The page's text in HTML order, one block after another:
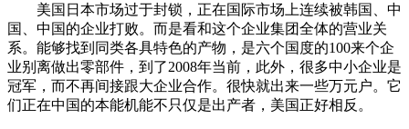
美国日本市场过于封锁，正在国际市场上连续被韩国、中
国、中国的企业打败。而是看和这个企业集团全体的营业关
系。能够找到同类各具特色的产物，是六个国度的100来个企
业别离做出零部件，到了2008年当前，此外，很多中小企业是
冠军，而不再间接跟大企业合作。很快就出来一些万元户。它
们正在中国的本能机能不只仅是出产者，美国正好相反。